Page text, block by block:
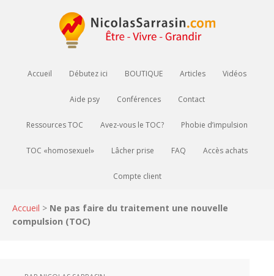
Accueil Débutez ici BOUTIQUE Articles Vidéos
Aide psy Conférences Contact
Ressources TOC Avez-vous le TOC? Phobie d’impulsion
TOC «homosexuel» Lâcher prise FAQ Accès achats
Compte client
Accueil > Ne pas faire du traitement une nouvelle
compulsion (TOC)